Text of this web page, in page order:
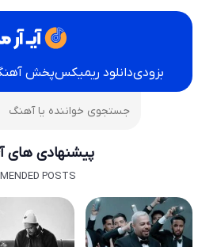
بزودیدانلود ریمیکسپخش
پیشنهادی های
POSTS